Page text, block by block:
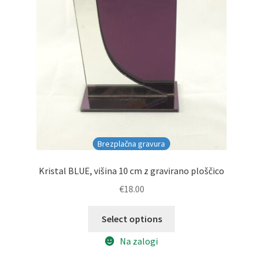
Brezplačna gravura
Kristal BLUE, višina 10 cm z gravirano ploščico
€18.00
Select options
Na zalogi